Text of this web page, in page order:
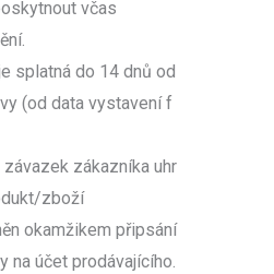
včas
splatná do 14 dnů od
(od data vystavení f
závazek zákazníka uhr
zboží
okamžikem připsání
na účet prodávajícího.